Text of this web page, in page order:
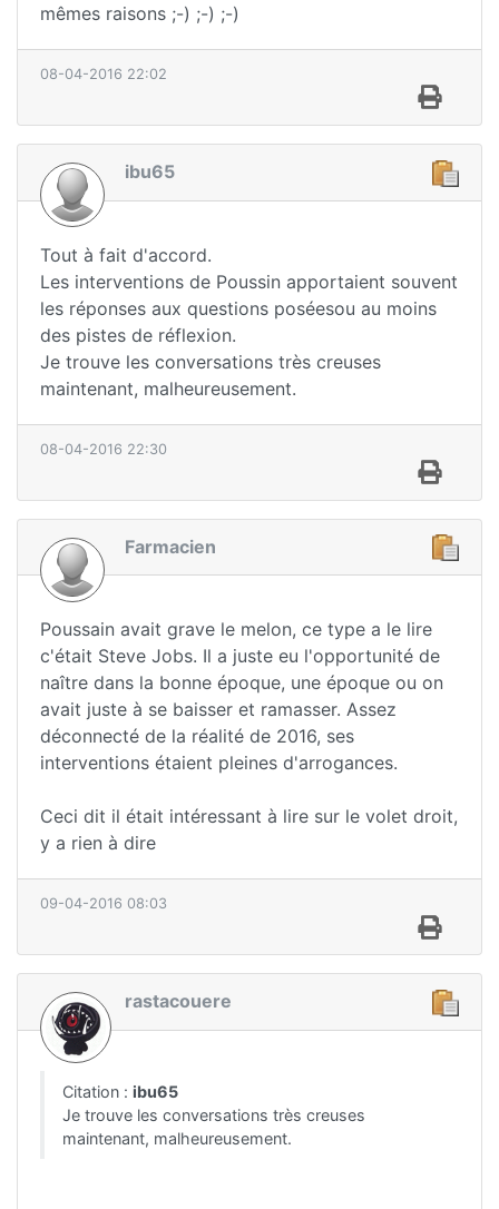
mêmes raisons ;-) ;-) ;-)
08-04-2016 22:02
ibu65
Tout à fait d'accord.
Les interventions de Poussin apportaient souvent
les réponses aux questions poséesou au moins
des pistes de réflexion.
Je trouve les conversations très creuses
maintenant, malheureusement.
08-04-2016 22:30
Farmacien
Poussain avait grave le melon, ce type a le lire
c'était Steve Jobs. Il a juste eu l'opportunité de
naître dans la bonne époque, une époque ou on
avait juste à se baisser et ramasser. Assez
déconnecté de la réalité de 2016, ses
interventions étaient pleines d'arrogances.
Ceci dit il était intéressant à lire sur le volet droit,
y a rien à dire
09-04-2016 08:03
rastacouere
Citation : ibu65
Je trouve les conversations très creuses
maintenant, malheureusement.